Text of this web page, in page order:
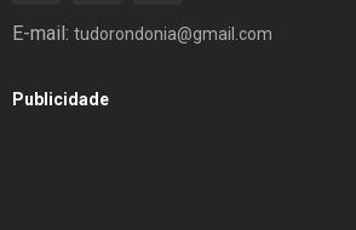
E-mail: tudorondonia@gmail.com
Publicidade